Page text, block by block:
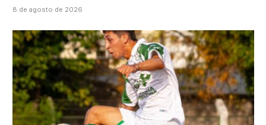
8 de agosto de 2026